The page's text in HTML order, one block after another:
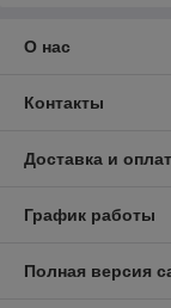
О нас
Контакты
Доставка и
График работы
Полная версия